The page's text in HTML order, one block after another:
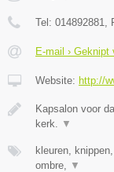
Tel: 014892881
E-mail › Geknipt
Website: http://
Kapsalon voor
kerk.
▼
kleuren,
ombre,
▼